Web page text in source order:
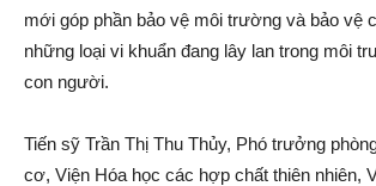
mới góp phần bảo vệ môi trường và bảo vệ
những loại vi khuẩn đang lây lan trong môi
con người.
Tiến sỹ Trần Thị Thu Thủy, Phó trưởng
cơ, Viện Hóa học các hợp chất thiên nhiên,